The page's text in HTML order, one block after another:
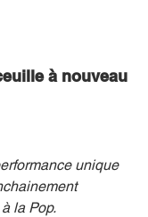
à nouveau
unique
la Pop.